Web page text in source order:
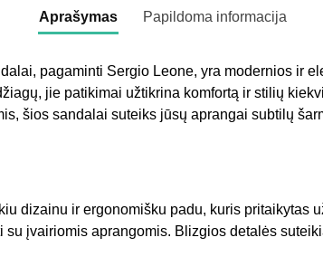
Aprašymas Papildoma informacija
pagaminti Sergio Leone, yra modernios ir
jie patikimai užtikrina komfortą ir stilių
šios sandalai suteiks jūsų aprangai subtilų
dizainu ir ergonomišku padu, kuris pritaikytas
įvairiomis aprangomis. Blizgios detalės